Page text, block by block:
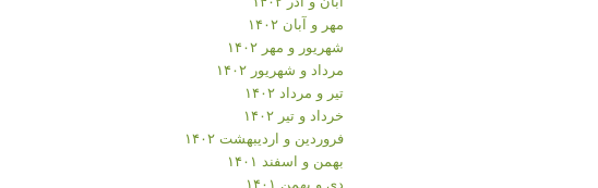
مهر و آبان ۱۴۰۲
شهریور و مهر ۱۴۰۲
مرداد و شهریور ۱۴۰۲
تیر و مرداد ۱۴۰۲
خرداد و تیر ۱۴۰۲
فروردین و اردیبهشت ۱۴۰۲
بهمن و اسفند ۱۴۰۱
دی و بهمن ۱۴۰۱